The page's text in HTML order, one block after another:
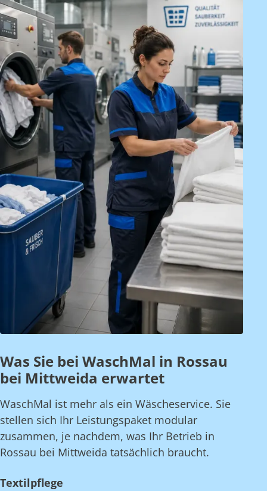
Was Sie bei WaschMal in Rossau
bei Mittweida erwartet
WaschMal ist mehr als ein Wäscheservice. Sie
stellen sich Ihr Leistungspaket modular
zusammen, je nachdem, was Ihr Betrieb in
Rossau bei Mittweida tatsächlich braucht.
Textilpflege